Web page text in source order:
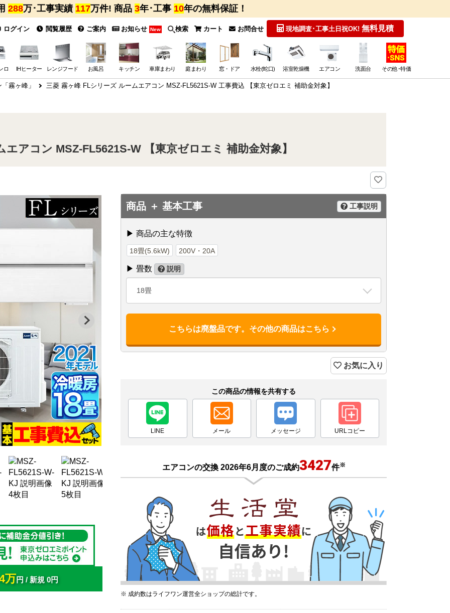
288万･工事実績 117万件! 商品 3年･工事 10年の無料保証！
ログイン 閲覧履歴 ご案内 お知らせ New 検索 カート お問合せ 現地調査･工事土日祝OK! 無料見積
ロ IHヒーター レンジフード お風呂 キッチン 車庫まわり 庭まわり 窓・ドア 水栓(蛇口) 浴室乾燥機 エアコン 洗面台 その他･特価
霧ヶ峰」 三菱 霧ヶ峰 FLシリーズ ルームエアコン MSZ-FL5621S-W 工事費込 【東京ゼロエミ 補助金対象】
アコン MSZ-FL5621S-W 【東京ゼロエミ 補助金対象】
万円 / 新規 0円
商品 ＋ 基本工事 工事説明
▶ 商品の主な特徴
18畳(5.6kW) 200V・20A
▶ 畳数 説明
18畳
こちらは廃盤品です。その他の商品はこちら
お気に入り
この商品の情報を共有する
LINE メール メッセージ URLコピー
エアコンの交換 2026年6月度のご成約3427件※
※ 成約数はライフワン運営全ショップの総計です。